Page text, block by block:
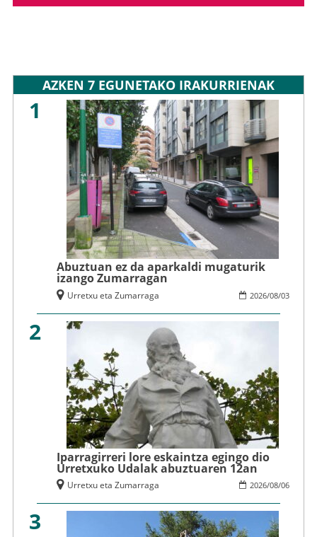
AZKEN 7 EGUNETAKO IRAKURRIENAK
1
Abuztuan ez da aparkaldi mugaturik
izango Zumarragan
2026/08/03
Urretxu eta Zumarraga
2
Iparragirreri lore eskaintza egingo dio
Urretxuko Udalak abuztuaren 12an
2026/08/06
Urretxu eta Zumarraga
3